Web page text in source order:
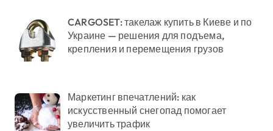
CARGOSET: такелаж купить в Киеве и по
Украине — решения для подъема,
крепления и перемещения грузов
Маркетинг впечатлений: как
искусственный снегопад помогает
увеличить трафик